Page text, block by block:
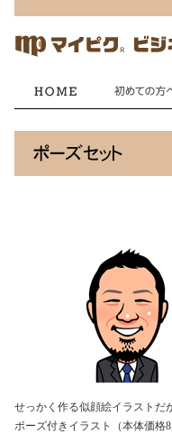
せっかく作る似顔絵イラストだ
ポーズ付きイラスト（本体価格